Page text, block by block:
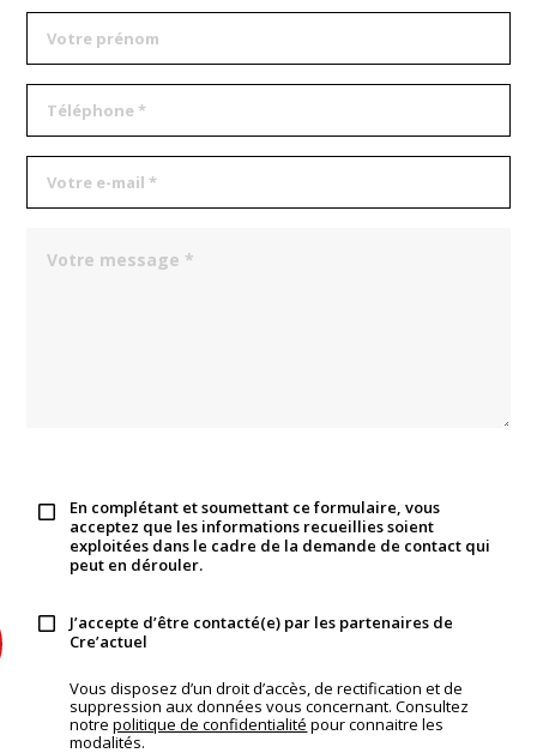
En complétant et soumettant ce formulaire, vous
acceptez que les informations recueillies soient
exploitées dans le cadre de la demande de contact qui
peut en dérouler.
J’accepte d’être contacté(e) par les partenaires de
Cre’actuel
Vous disposez d’un droit d’accès, de rectification et de
suppression aux données vous concernant. Consultez
notrepolitique de confidentialité pour connaitre les
modalités.